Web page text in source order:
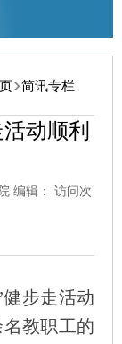
简讯专栏
动顺利
编辑： 访问次
健步走活动
教职工的